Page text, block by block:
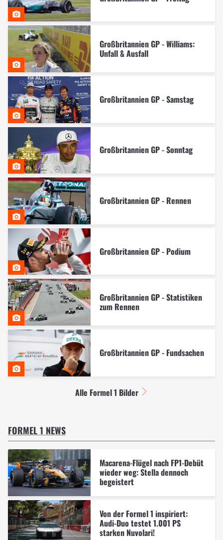
Großbritannien GP - Williams:
Unfall & Ausfall
Großbritannien GP - Samstag
Großbritannien GP - Sonntag
Großbritannien GP - Rennen
Großbritannien GP - Podium
Großbritannien GP - Statistiken
zum Rennen
Großbritannien GP - Fundsachen
Alle Formel 1 Bilder
FORMEL 1 NEWS
Macarena-Flügel nach FP1-Debüt
wieder weg: Stella dennoch
begeistert
Von der Formel 1 inspiriert:
Audi-Duo testet 1.001 PS
starken Nuvolari!